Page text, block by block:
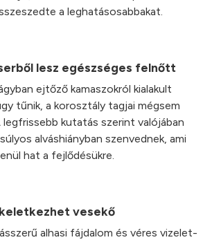
a leghatásosabbakat.
lesz egészséges felnőtt
ejtőző kamaszokról kialakult
tűnik, a korosztály tagjai mégsem
legfrissebb kutatás szerint valójában
alváshiányban szenvednek, ami
hat a fejlődésükre.
vesekő
alhasi fájdalom és véres vizelet-